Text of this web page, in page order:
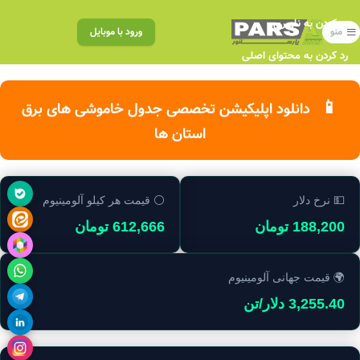
رد کردن به ناوبری
رد کردن به محتوای اصلی
منو ورود با موبایل
📱
دانلود اپلیکیشن تخصصی جدول خاموشی های برق
استان ها
💵 نرخ دلار
188,200 تومان
⚪ قیمت هر کیلو آلومینیوم
612,666 تومان
🌍 قیمت جهانی آلومینیوم
3,255.40 دلار/تن